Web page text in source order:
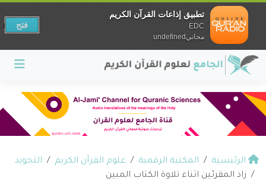
الرئيسية المكتبة الرقمية علوم القرآن الكريم
التجويد
زاد المقرئين اثناء تلاوة الكتاب المبين
تطبيق إذاعات القرآن الكريم
EDC
مجانيundefined
فتح